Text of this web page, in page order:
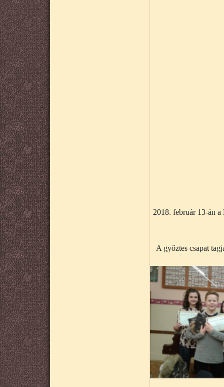
2018. február 13-án
A győztes csapat